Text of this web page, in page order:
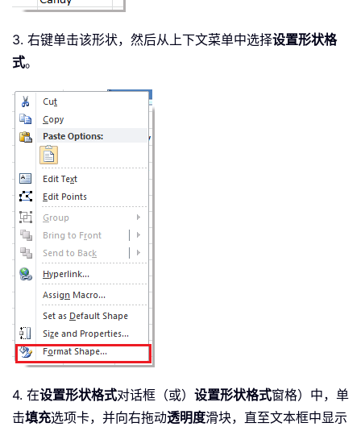
3. 右键单击该形状，然后从上下文菜单中选择设置形状格
式。
4. 在设置形状格式对话框（或） 设置形状格式窗格）中，单
击填充选项卡，并向右拖动透明度滑块，直至文本框中显示